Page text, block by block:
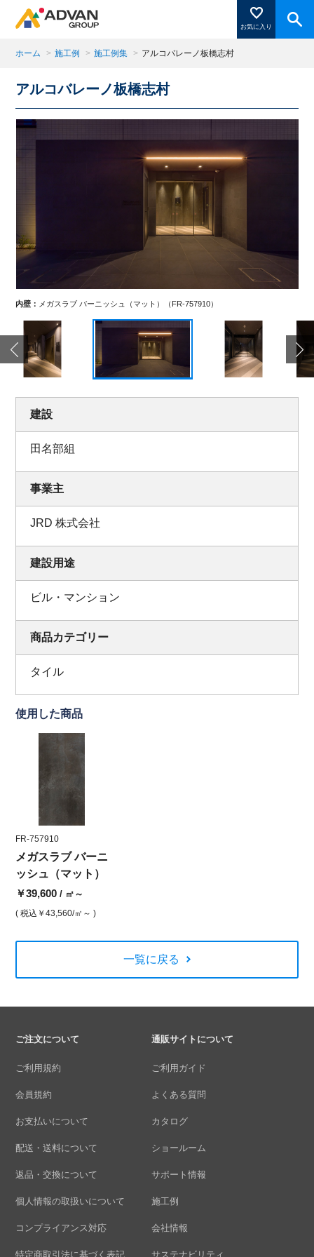
お気に入り
商品ページにある「お気に入り登録」を押すと登録した
商品がここに表示されます。
閉じる
ホーム > 施工例 > 施工例集 > アルコバレーノ板橋志村
アルコバレーノ板橋志村
内壁： メガスラブ バーニッシュ（マット）（FR-757910）
建設
田名部組
事業主
JRD 株式会社
建設用途
ビル・マンション
商品カテゴリー
タイル
使用した商品
FR-757910
メガスラブ バーニ
ッシュ（マット）
￥39,600/ ㎡～
( 税込 ￥43,560/㎡～ )
一覧に戻る
ご注文について
ご利用規約
会員規約
お支払いについて
配送・送料について
返品・交換について
個人情報の取扱いについて
コンプライアンス対応
特定商取引法に基づく表記
通販サイトについて
ご利用ガイド
よくある質問
カタログ
ショールーム
サポート情報
施工例
会社情報
サステナビリティ